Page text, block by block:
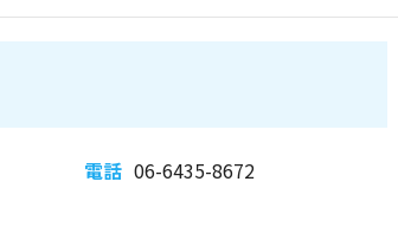
電話 06-6435-8672